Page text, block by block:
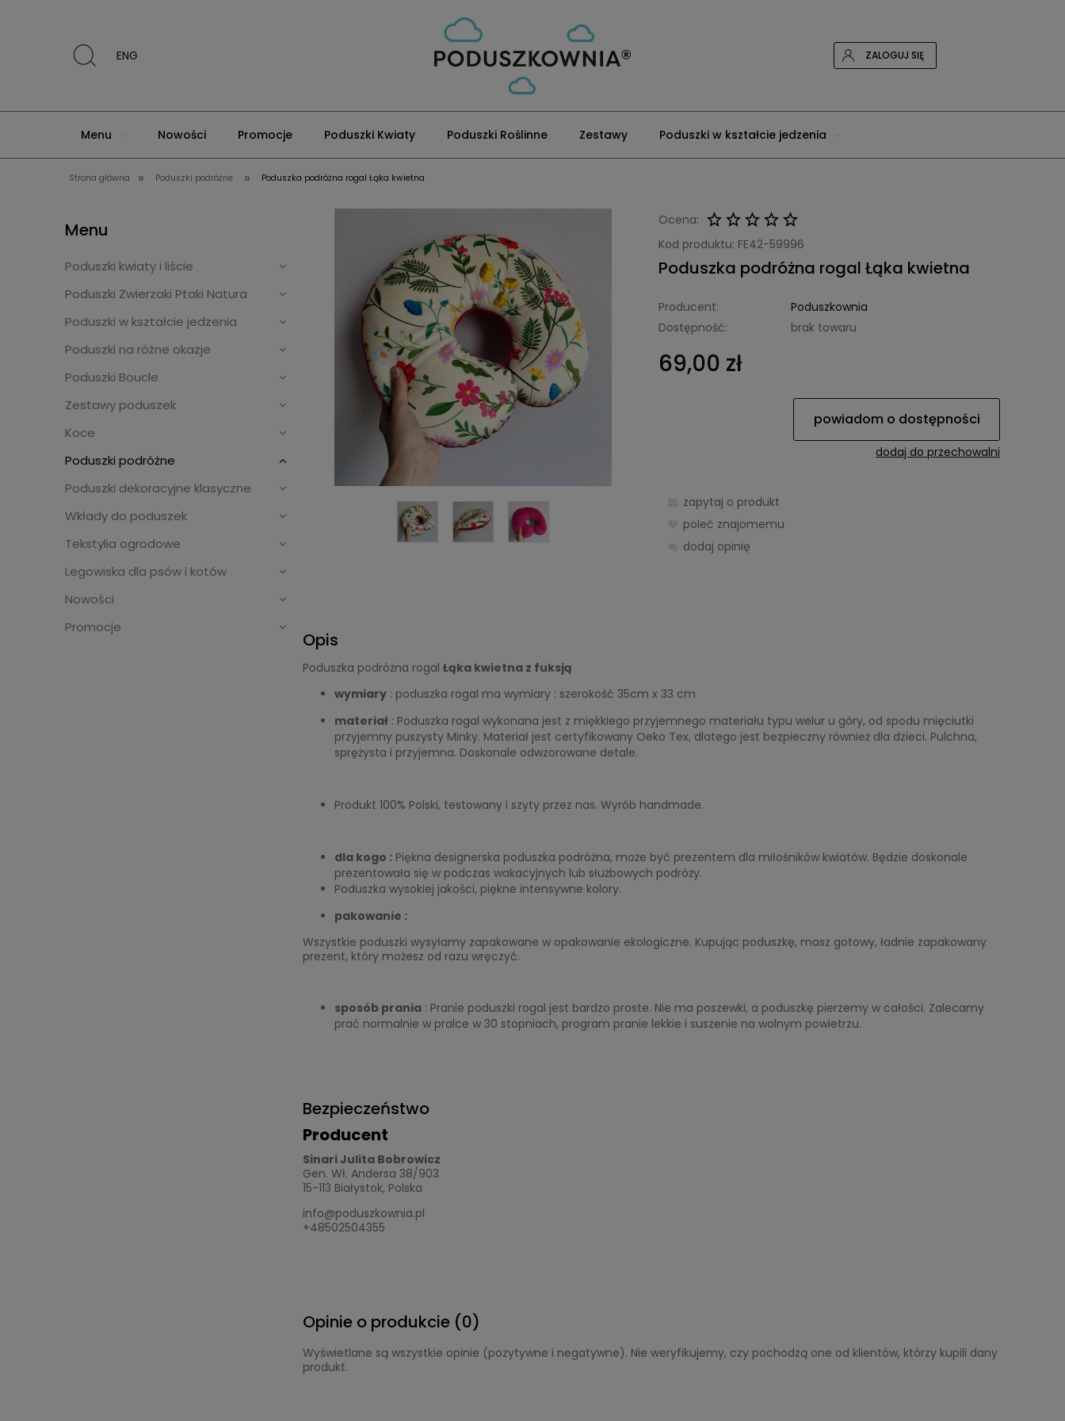
ENG ZALOGUJ SIĘ
Menu Nowości Promocje Poduszki Kwiaty Poduszki Roślinne Zestawy Poduszki w kształcie jedzenia
Poduszki dekoracyjne klasyczne O nas
Strona główna » Poduszki podróżne » Poduszka podróżna rogal Łąka kwietna
Menu
Poduszki kwiaty i liście
Poduszki Zwierzaki Ptaki Natura
Poduszki w kształcie jedzenia
Poduszki na różne okazje
Poduszki Boucle
Zestawy poduszek
Koce
Poduszki podróżne
Poduszki dekoracyjne klasyczne
Wkłady do poduszek
Tekstylia ogrodowe
Legowiska dla psów i kotów
Nowości
Promocje
Ocena:
Kod produktu: FE42-59996
Poduszka podróżna rogal Łąka kwietna
Producent:
Poduszkownia
Dostępność:
brak towaru
69,00 zł
powiadom o dostępności
dodaj do przechowalni
zapytaj o produkt
poleć znajomemu
dodaj opinię
Opis
Poduszka podróżna rogal Łąka kwietna z fuksją
wymiary : poduszka rogal ma wymiary : szerokość 35cm x 33 cm
materiał : Poduszka rogal wykonana jest z miękkiego przyjemnego materiału typu welur u góry, od spodu mięciutki
przyjemny puszysty Minky. Materiał jest certyfikowany Oeko Tex, dlatego jest bezpieczny również dla dzieci. Pulchna,
sprężysta i przyjemna. Doskonale odwzorowane detale.
Produkt 100% Polski, testowany i szyty przez nas. Wyrób handmade.
dla kogo : Piękna designerska poduszka podróżna, może być prezentem dla miłośników kwiatów. Będzie doskonale
prezentowała się w podczas wakacyjnych lub służbowych podróży.
Poduszka wysokiej jakości, piękne intensywne kolory.
pakowanie :
Wszystkie poduszki wysyłamy zapakowane w opakowanie ekologiczne. Kupując poduszkę, masz gotowy, ładnie zapakowany
prezent, który możesz od razu wręczyć.
sposób prania : Pranie poduszki rogal jest bardzo proste. Nie ma poszewki, a poduszkę pierzemy w całości. Zalecamy
prać normalnie w pralce w 30 stopniach, program pranie lekkie i suszenie na wolnym powietrzu.
Bezpieczeństwo
Producent
Sinari Julita Bobrowicz
Gen. Wł. Andersa 38/903
15-113 Białystok, Polska
info@poduszkownia.pl
+48502504355
Opinie o produkcie (0)
Wyświetlane są wszystkie opinie (pozytywne i negatywne). Nie weryfikujemy, czy pochodzą one od klientów, którzy kupili dany
produkt.